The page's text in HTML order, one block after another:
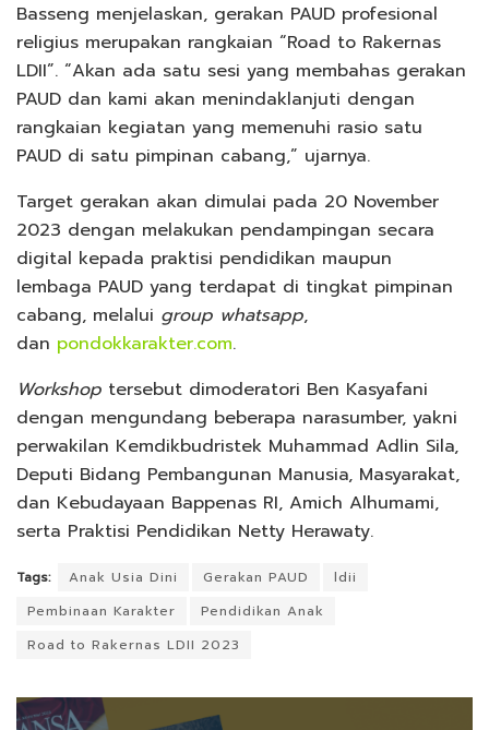
Basseng menjelaskan, gerakan PAUD profesional
religius merupakan rangkaian “Road to Rakernas
LDII”. “Akan ada satu sesi yang membahas gerakan
PAUD dan kami akan menindaklanjuti dengan
rangkaian kegiatan yang memenuhi rasio satu
PAUD di satu pimpinan cabang,” ujarnya.
Target gerakan akan dimulai pada 20 November
2023 dengan melakukan pendampingan secara
digital kepada praktisi pendidikan maupun
lembaga PAUD yang terdapat di tingkat pimpinan
cabang, melalui group whatsapp,
dan pondokkarakter.com.
Workshop tersebut dimoderatori Ben Kasyafani
dengan mengundang beberapa narasumber, yakni
perwakilan Kemdikbudristek Muhammad Adlin Sila,
Deputi Bidang Pembangunan Manusia, Masyarakat,
dan Kebudayaan Bappenas RI, Amich Alhumami,
serta Praktisi Pendidikan Netty Herawaty.
Tags: Anak Usia Dini Gerakan PAUD
ldii
Pembinaan Karakter
Pendidikan Anak
Road to Rakernas LDII 2023